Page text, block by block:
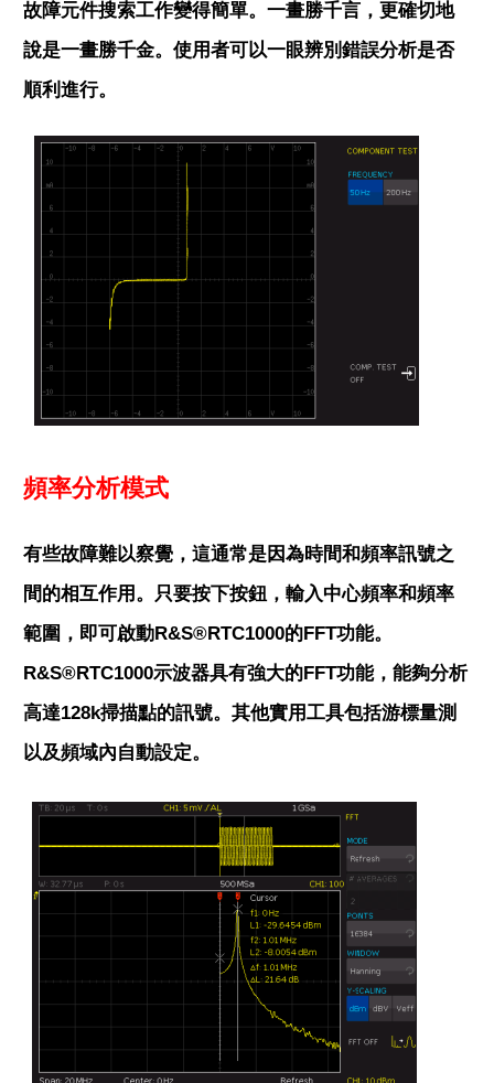
故障元件搜索工作變得簡單。一畫勝千言，更確切地
說是一畫勝千金。使用者可以一眼辨別錯誤分析是否
順利進行。
頻率分析模式
有些故障難以察覺，這通常是因為時間和頻率訊號之
間的相互作用。只要按下按鈕，輸入中心頻率和頻率
範圍，即可啟動R&S®RTC1000的FFT功能。
R&S®RTC1000示波器具有強大的FFT功能，能夠分析
高達128k掃描點的訊號。其他實用工具包括游標量測
以及頻域內自動設定。